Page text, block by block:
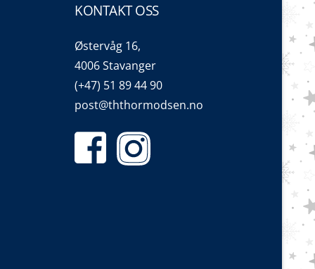
KONTAKT OSS
Østervåg 16,
4006 Stavanger
(+47) 51 89 44 90
post@ththormodsen.no